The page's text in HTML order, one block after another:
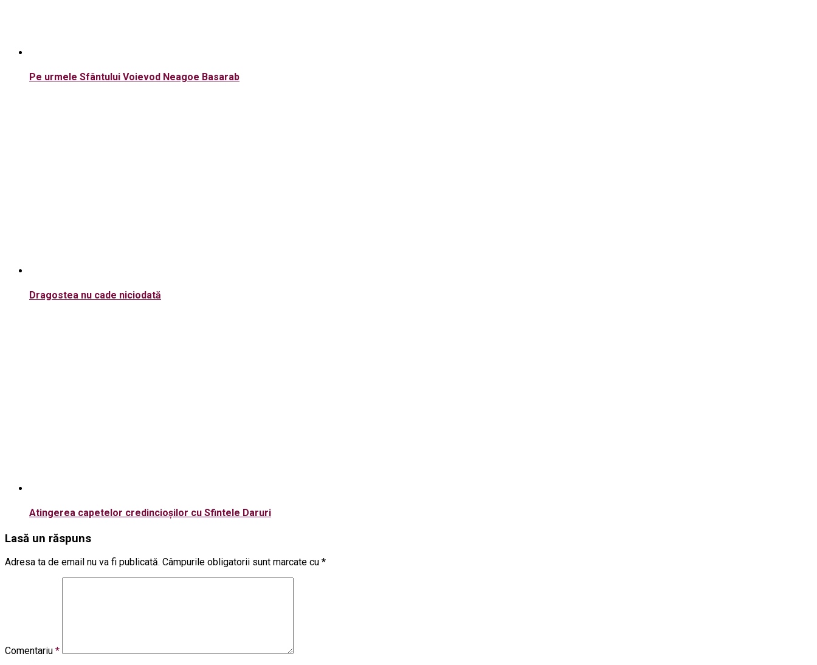
Pe urmele Sfântului Voievod Neagoe Basarab
Dragostea nu cade niciodată
Atingerea capetelor credincioșilor cu Sfintele Daruri
Lasă un răspuns
Adresa ta de email nu va fi publicată. Câmpurile obligatorii sunt marcate cu *
Comentariu *